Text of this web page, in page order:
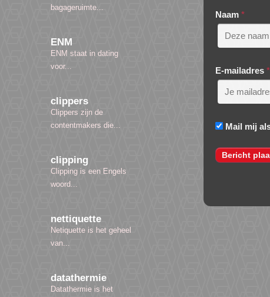
bagageruimte...
ENM
ENM staat in dating
voor...
clippers
Clippers zijn de
contentmakers die...
clipping
Clipping is een Engels
woord...
nettiquette
Netiquette is het geheel
van...
datathermie
Datathermie is het
Naam *
E-mailadres *
Mail mij